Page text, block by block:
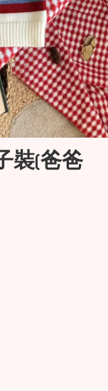
裝(爸爸